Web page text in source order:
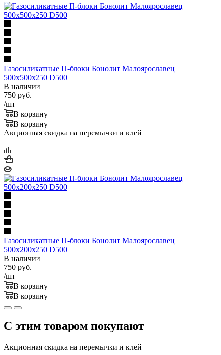
Газосиликатные П-блоки Бонолит Малоярославец
500х500х250 D500
В наличии
750 руб.
/шт
В корзину
В корзину
Акционная скидка на перемычки и клей
Газосиликатные П-блоки Бонолит Малоярославец
500х200х250 D500
В наличии
750 руб.
/шт
В корзину
В корзину
С этим товаром покупают
Акционная скидка на перемычки и клей